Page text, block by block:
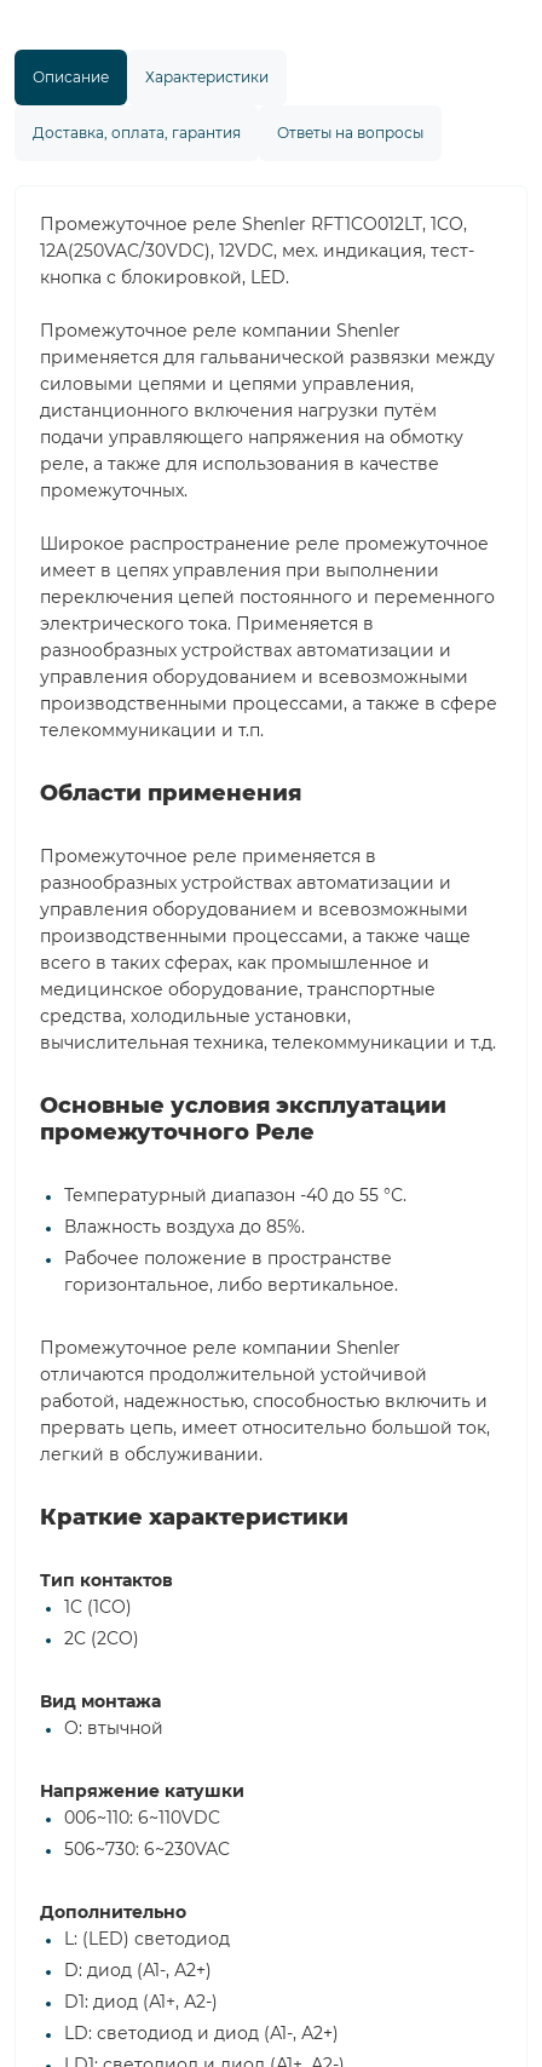
Описание Характеристики
Доставка, оплата, гарантия Ответы на вопросы
Промежуточное реле Shenler RFT1CO012LT, 1CO,
12A(250VAC/30VDC), 12VDC, мех. индикация, тест-
кнопка с блокировкой, LED.
Промежуточное реле компании Shenler
применяется для гальванической развязки между
силовыми цепями и цепями управления,
дистанционного включения нагрузки путём
подачи управляющего напряжения на обмотку
реле, а также для использования в качестве
промежуточных.
Широкое распространение реле промежуточное
имеет в цепях управления при выполнении
переключения цепей постоянного и переменного
электрического тока. Применяется в
разнообразных устройствах автоматизации и
управления оборудованием и всевозможными
производственными процессами, а также в сфере
телекоммуникации и т.п.
Области применения
Промежуточное реле применяется в
разнообразных устройствах автоматизации и
управления оборудованием и всевозможными
производственными процессами, а также чаще
всего в таких сферах, как промышленное и
медицинское оборудование, транспортные
средства, холодильные установки,
вычислительная техника, телекоммуникации и т.д.
Основные условия эксплуатации
промежуточного Реле
Температурный диапазон -40 до 55 °С.
Влажность воздуха до 85%.
Рабочее положение в пространстве
горизонтальное, либо вертикальное.
Промежуточное реле компании Shenler
отличаются продолжительной устойчивой
работой, надежностью, способностью включить и
прервать цепь, имеет относительно большой ток,
легкий в обслуживании.
Краткие характеристики
Тип контактов
1C (1CO)
2C (2CO)
Вид монтажа
O: втычной
Напряжение катушки
006~110: 6~110VDC
506~730: 6~230VAC
Дополнительно
L: (LED) светодиод
D: диод (А1-, А2+)
D1: диод (А1+, А2-)
LD: светодиод и диод (А1-, А2+)